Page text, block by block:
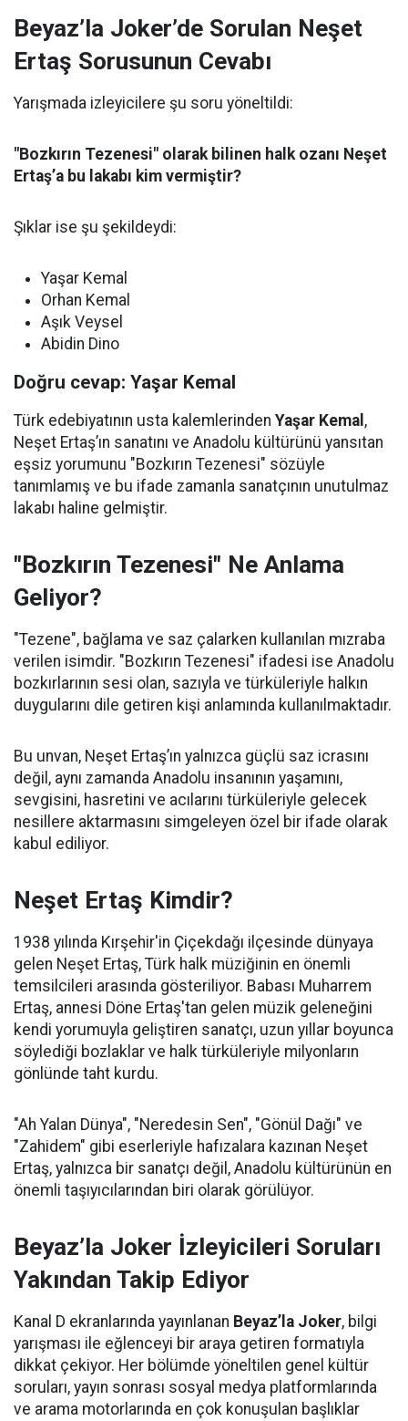
Beyaz’la Joker’de Sorulan Neşet
Ertaş Sorusunun Cevabı
Yarışmada izleyicilere şu soru yöneltildi:
"Bozkırın Tezenesi" olarak bilinen halk ozanı Neşet
Ertaş’a bu lakabı kim vermiştir?
Şıklar ise şu şekildeydi:
Yaşar Kemal
Orhan Kemal
Aşık Veysel
Abidin Dino
Doğru cevap: Yaşar Kemal
Türk edebiyatının usta kalemlerinden Yaşar Kemal ,
Neşet Ertaş’ın sanatını ve Anadolu kültürünü yansıtan
eşsiz yorumunu "Bozkırın Tezenesi" sözüyle
tanımlamış ve bu ifade zamanla sanatçının unutulmaz
lakabı haline gelmiştir.
"Bozkırın Tezenesi" Ne Anlama
Geliyor?
"Tezene", bağlama ve saz çalarken kullanılan mızraba
verilen isimdir. "Bozkırın Tezenesi" ifadesi ise Anadolu
bozkırlarının sesi olan, sazıyla ve türküleriyle halkın
duygularını dile getiren kişi anlamında kullanılmaktadır.
Bu unvan, Neşet Ertaş’ın yalnızca güçlü saz icrasını
değil, aynı zamanda Anadolu insanının yaşamını,
sevgisini, hasretini ve acılarını türküleriyle gelecek
nesillere aktarmasını simgeleyen özel bir ifade olarak
kabul ediliyor.
Neşet Ertaş Kimdir?
1938 yılında Kırşehir'in Çiçekdağı ilçesinde dünyaya
gelen Neşet Ertaş, Türk halk müziğinin en önemli
temsilcileri arasında gösteriliyor. Babası Muharrem
Ertaş, annesi Döne Ertaş'tan gelen müzik geleneğini
kendi yorumuyla geliştiren sanatçı, uzun yıllar boyunca
söylediği bozlaklar ve halk türküleriyle milyonların
gönlünde taht kurdu.
"Ah Yalan Dünya", "Neredesin Sen", "Gönül Dağı" ve
"Zahidem" gibi eserleriyle hafızalara kazınan Neşet
Ertaş, yalnızca bir sanatçı değil, Anadolu kültürünün en
önemli taşıyıcılarından biri olarak görülüyor.
Beyaz’la Joker İzleyicileri Soruları
Yakından Takip Ediyor
Kanal D ekranlarında yayınlanan Beyaz’la Joker, bilgi
yarışması ile eğlenceyi bir araya getiren formatıyla
dikkat çekiyor. Her bölümde yöneltilen genel kültür
soruları, yayın sonrası sosyal medya platformlarında
ve arama motorlarında en çok konuşulan başlıklar